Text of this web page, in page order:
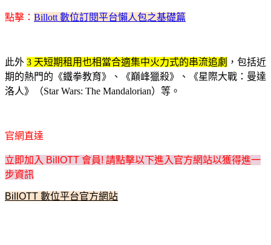
點擊： Billott 數位訂閱平台懶人包之基礎篇
此外 3 天短期租用也相當合適集中火力式的串流追劇 ，包括近
期的熱門的《鐵拳教育》、《巔峰獵殺》、《星際大戰：曼達
洛人》（Star Wars: The Mandalorian）等。
官網直達
立即加入 BillOTT 會員! 請點擊以下進入官方網站以獲得進一
步資訊
BillOTT 數位平台官方網站